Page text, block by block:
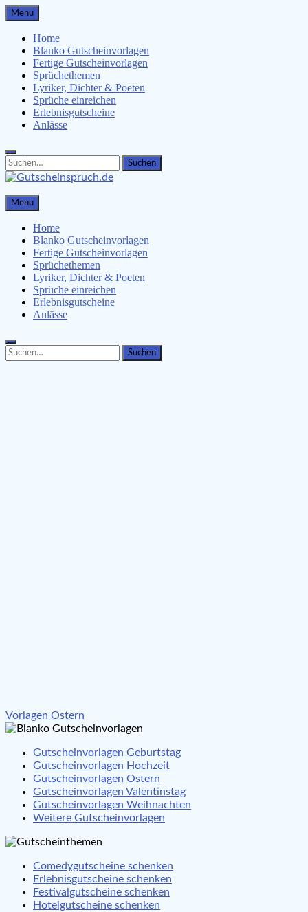
Skip
to
content
Menu
Home
Blanko Gutscheinvorlagen
Fertige Gutscheinvorlagen
Sprüchethemen
Lyriker, Dichter & Poeten
Sprüche einreichen
Erlebnisgutscheine
Anlässe
Search
for:
Search
Gutscheinspruch.de
Gutscheinsprüche & Gutscheinvorlagen finden
Menu
Home
Blanko Gutscheinvorlagen
Fertige Gutscheinvorlagen
Sprüchethemen
Lyriker, Dichter & Poeten
Sprüche einreichen
Erlebnisgutscheine
Anlässe
Search
for:
Search
Beitragsnavigation
Vorlagen Ostern
Gutscheinvorlagen Geburtstag
Gutscheinvorlagen Hochzeit
Gutscheinvorlagen Ostern
Gutscheinvorlagen Valentinstag
Gutscheinvorlagen Weihnachten
Weitere Gutscheinvorlagen
Comedygutscheine schenken
Erlebnisgutscheine schenken
Festivalgutscheine schenken
Hotelgutscheine schenken